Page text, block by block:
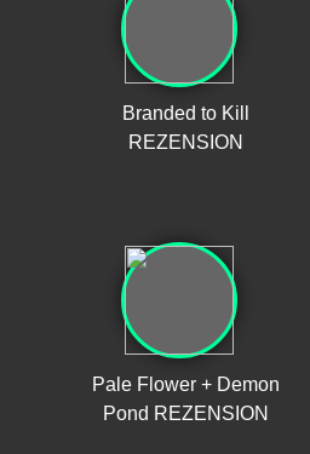
Branded to Kill
REZENSION
Pale Flower + Demon
Pond REZENSION